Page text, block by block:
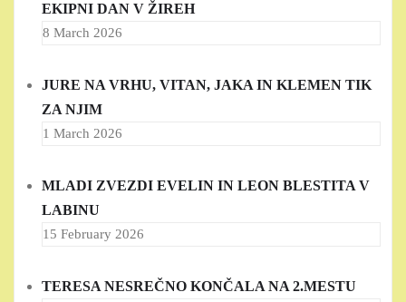
EKIPNI DAN V ŽIREH
8 March 2026
JURE NA VRHU, VITAN, JAKA IN KLEMEN TIK
ZA NJIM
1 March 2026
MLADI ZVEZDI EVELIN IN LEON BLESTITA V
LABINU
15 February 2026
TERESA NESREČNO KONČALA NA 2.MESTU